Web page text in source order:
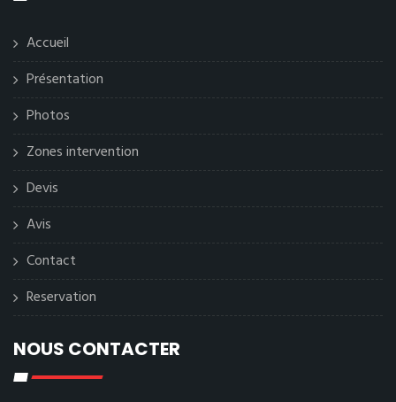
Accueil
Présentation
Photos
Zones intervention
Devis
Avis
Contact
Reservation
NOUS CONTACTER